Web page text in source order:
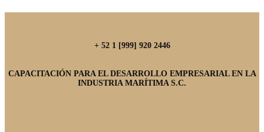
+ 52 1 [999] 920 2446
CAPACITACIÓN PARA EL DESARROLLO EMPRESARIAL EN LA
INDUSTRIA MARÍTIMA S.C.